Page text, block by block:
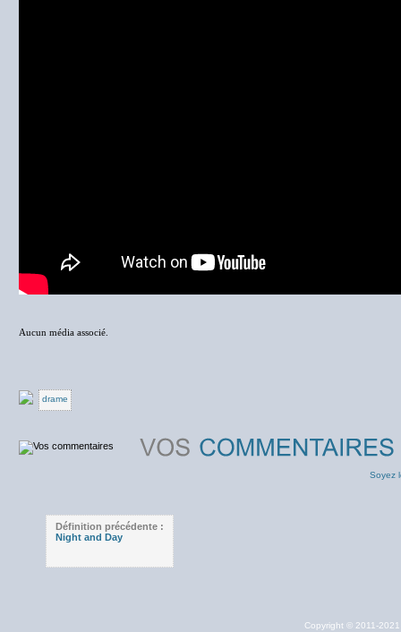
Aucun média associé.
drame
Soyez
Définition précédente :
Night and Day
Copyright © 2011-